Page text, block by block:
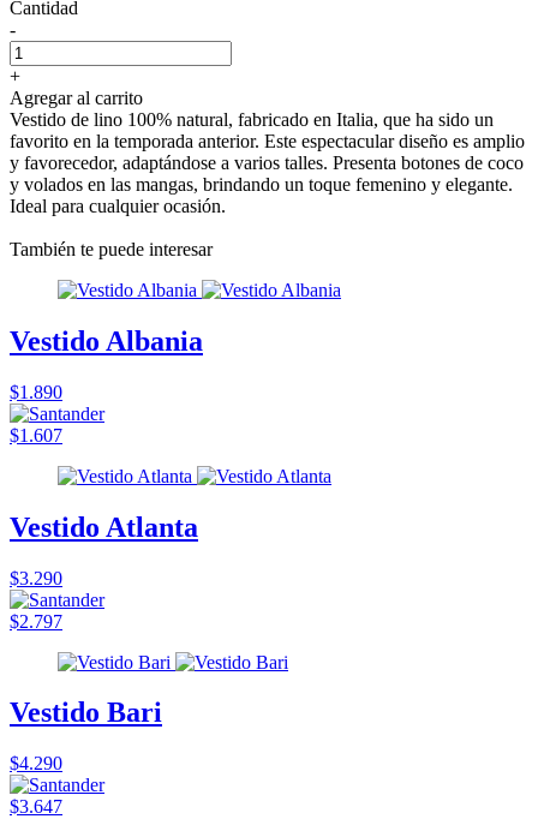
Cantidad
-
+
Agregar al carrito
Vestido de lino 100% natural, fabricado en Italia, que ha sido un
favorito en la temporada anterior. Este espectacular diseño es amplio
y favorecedor, adaptándose a varios talles. Presenta botones de coco
y volados en las mangas, brindando un toque femenino y elegante.
Ideal para cualquier ocasión.
También te puede interesar
Vestido Albania
$1.890
$1.607
Vestido Atlanta
$3.290
$2.797
Vestido Bari
$4.290
$3.647